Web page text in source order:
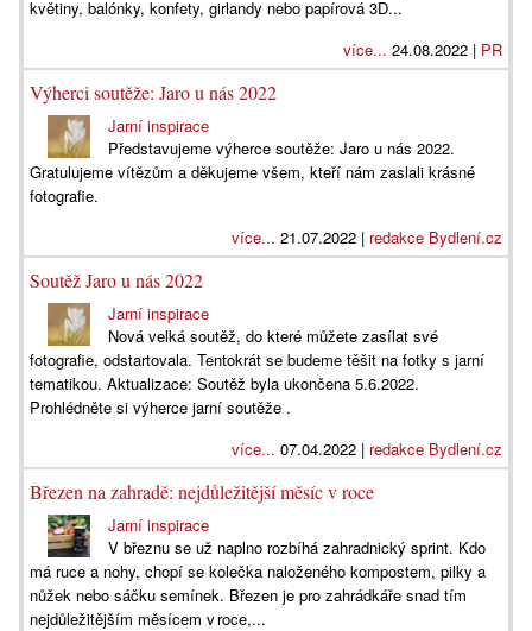
květiny, balónky, konfety, girlandy nebo papírová 3D...
více... 24.08.2022 | PR
Výherci soutěže: Jaro u nás 2022
Jarní inspirace
Představujeme výherce soutěže: Jaro u nás 2022.
Gratulujeme vítězům a děkujeme všem, kteří nám zaslali krásné
fotografie.
více... 21.07.2022 | redakce Bydlení.cz
Soutěž Jaro u nás 2022
Jarní inspirace
Nová velká soutěž, do které můžete zasílat své
fotografie, odstartovala. Tentokrát se budeme těšit na fotky s jarní
tematikou. Aktualizace: Soutěž byla ukončena 5.6.2022.
Prohlédněte si výherce jarní soutěže .
více... 07.04.2022 | redakce Bydlení.cz
Březen na zahradě: nejdůležitější měsíc v roce
Jarní inspirace
V březnu se už naplno rozbíhá zahradnický sprint. Kdo
má ruce a nohy, chopí se kolečka naloženého kompostem, pilky a
nůžek nebo sáčku semínek. Březen je pro zahrádkáře snad tím
nejdůležitějším měsícem v roce,...